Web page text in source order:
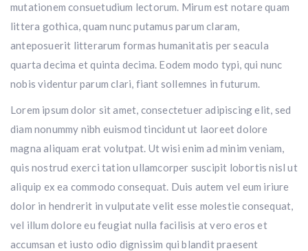
mutationem consuetudium lectorum. Mirum est notare quam
littera gothica, quam nunc putamus parum claram,
anteposuerit litterarum formas humanitatis per seacula
quarta decima et quinta decima. Eodem modo typi, qui nunc
nobis videntur parum clari, fiant sollemnes in futurum.
Lorem ipsum dolor sit amet, consectetuer adipiscing elit, sed
diam nonummy nibh euismod tincidunt ut laoreet dolore
magna aliquam erat volutpat. Ut wisi enim ad minim veniam,
quis nostrud exerci tation ullamcorper suscipit lobortis nisl ut
aliquip ex ea commodo consequat. Duis autem vel eum iriure
dolor in hendrerit in vulputate velit esse molestie consequat,
vel illum dolore eu feugiat nulla facilisis at vero eros et
accumsan et iusto odio dignissim qui blandit praesent